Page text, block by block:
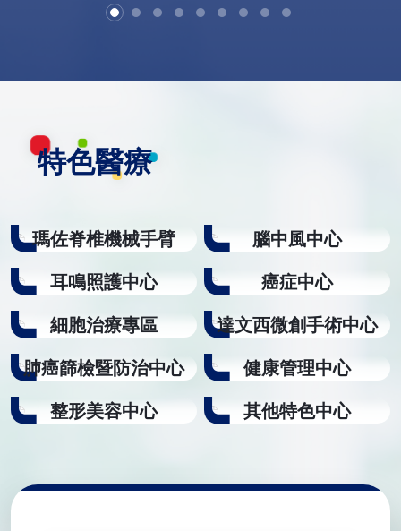
始
於
療
量
仍
性
細
特色醫療
瑪佐脊椎機械手臂
腦中風中心
耳鳴照護中心
癌症中心
細胞治療專區
達文西微創手術中心
肺癌篩檢暨防治中心
健康管理中心
整形美容中心
其他特色中心